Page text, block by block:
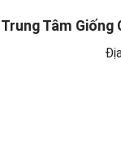
Trung Tâm Giống